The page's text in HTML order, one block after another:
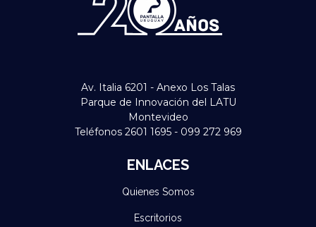
Av. Italia 6201 - Anexo Los Talas
Parque de Innovación del LATU
Montevideo
Teléfonos 2601 1695 - 099 272 969
ENLACES
Quienes Somos
Escritorios